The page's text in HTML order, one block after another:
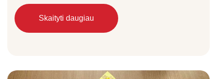
Skaityti daugiau